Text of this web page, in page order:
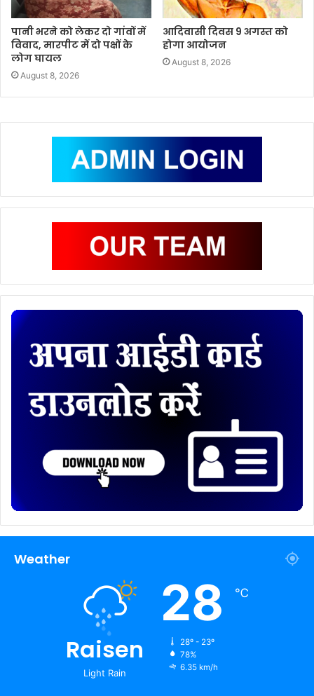
पानी भरने को लेकर दो गांवों में
विवाद, मारपीट में दो पक्षों के
लोग घायल
August 8, 2026
आदिवासी दिवस 9 अगस्त को
होगा आयोजन
August 8, 2026
Weather
Raisen
Light Rain
28 ℃
28º - 23º
78%
6.35 km/h